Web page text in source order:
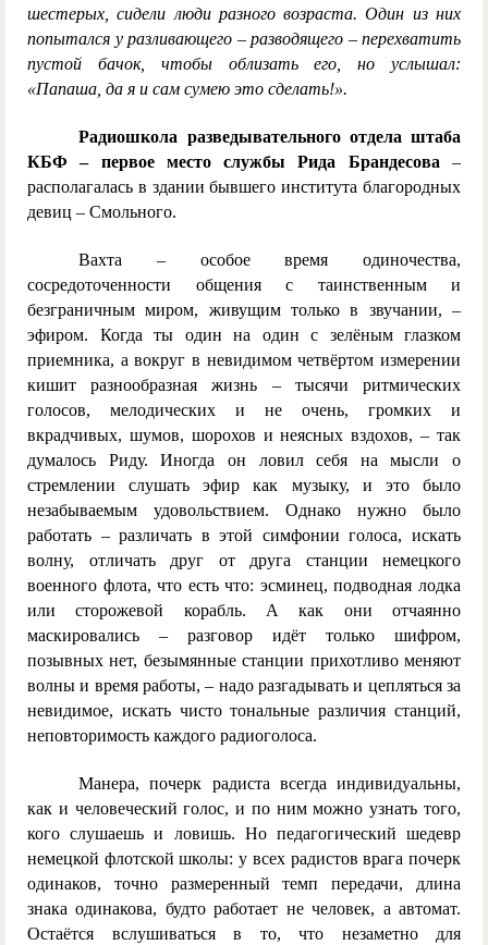
шестерых, сидели люди разного возраста. Один из них
попытался у разливающего – разводящего – перехватить
пустой бачок, чтобы облизать его, но услышал:
«Папаша, да я и сам сумею это сделать!».
Радиошкола разведывательного отдела штаба
КБФ – первое место службы Рида Брандесова –
располагалась в здании бывшего института благородных
девиц – Смольного.
Вахта – особое время одиночества,
сосредоточенности общения с таинственным и
безграничным миром, живущим только в звучании, –
эфиром. Когда ты один на один с зелёным глазком
приемника, а вокруг в невидимом четвёртом измерении
кишит разнообразная жизнь – тысячи ритмических
голосов, мелодических и не очень, громких и
вкрадчивых, шумов, шорохов и неясных вздохов, – так
думалось Риду. Иногда он ловил себя на мысли о
стремлении слушать эфир как музыку, и это было
незабываемым удовольствием. Однако нужно было
работать – различать в этой симфонии голоса, искать
волну, отличать друг от друга станции немецкого
военного флота, что есть что: эсминец, подводная лодка
или сторожевой корабль. А как они отчаянно
маскировались – разговор идёт только шифром,
позывных нет, безымянные станции прихотливо меняют
волны и время работы, – надо разгадывать и цепляться за
невидимое, искать чисто тональные различия станций,
неповторимость каждого радиоголоса.
Манера, почерк радиста всегда индивидуальны,
как и человеческий голос, и по ним можно узнать того,
кого слушаешь и ловишь. Но педагогический шедевр
немецкой флотской школы: у всех радистов врага почерк
одинаков, точно размеренный темп передачи, длина
знака одинакова, будто работает не человек, а автомат.
Остаётся вслушиваться в то, что незаметно для